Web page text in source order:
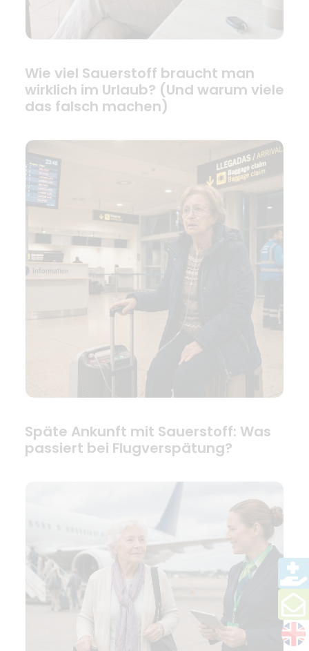
Wie viel Sauerstoff braucht man
wirklich im Urlaub? (Und warum viele
das falsch machen)
Späte Ankunft mit Sauerstoff: Was
passiert bei Flugverspätung?